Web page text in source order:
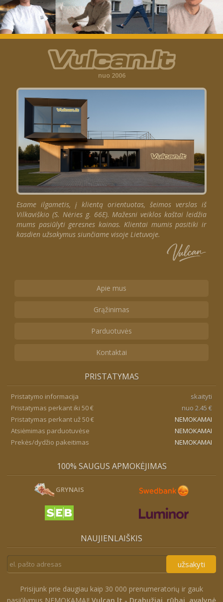
nuo 2006
Esame ilgametis, į klientą orientuotas, šeimos verslas iš
Vilkaviškio (S. Nėries g. 66E). Mažesni veiklos kaštai leidžia
mums pasiūlyti geresnes kainas. Klientai mumis pasitiki ir
kasdien užsakymus siunčiame visoje Lietuvoje.
Apie mus
Grąžinimas
Parduotuvės
Kontaktai
PRISTATYMAS
Pristatymo informacija
skaityti
Pristatymas perkant iki 50 €
nuo 2.45 €
Pristatymas perkant už 50 €
NEMOKAMAI
Atsiėmimas parduotuvėse
NEMOKAMAI
Prekės/dydžio pakeitimas
NEMOKAMAI
100% SAUGUS APMOKĖJIMAS
GRYNAIS
NAUJIENLAIŠKIS
užsakyti
Prisijunk prie daugiau kaip 30 000 prenumeratorių ir gauk